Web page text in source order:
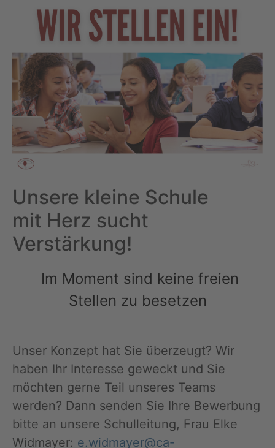
Unsere kleine Schule
mit Herz sucht
Verstärkung!
Im Moment sind keine freien
Stellen zu besetzen
Unser Konzept hat Sie überzeugt? Wir
haben Ihr Interesse geweckt und Sie
möchten gerne Teil unseres Teams
werden? Dann senden Sie Ihre Bewerbung
bitte an unsere Schulleitung, Frau Elke
Widmayer: e.widmayer@ca-